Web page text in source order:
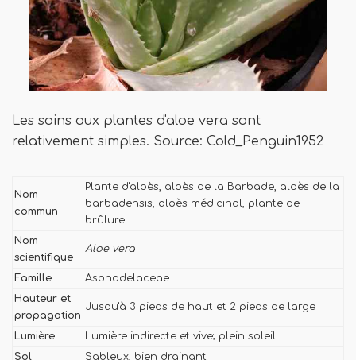
Les soins aux plantes d'aloe vera sont
relativement simples. Source: Cold_Penguin1952
Nom
commun
Plante d'aloès, aloès de la Barbade, aloès de la
barbadensis, aloès médicinal, plante de
brûlure
Nom
scientifique
Aloe vera
Famille
Asphodelaceae
Hauteur et
propagation
Jusqu'à 3 pieds de haut et 2 pieds de large
Lumière
Lumière indirecte et vive; plein soleil
Sol
Sableux, bien drainant